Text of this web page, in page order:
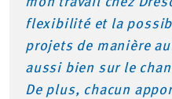
flexibilité et la
projets de manière
aussi bien sur le
De plus, chacun